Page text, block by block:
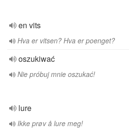
en vits
Hva er vitsen? Hva er poenget?
oszukiwać
Nie próbuj mnie oszukać!
lure
Ikke prøv å lure meg!